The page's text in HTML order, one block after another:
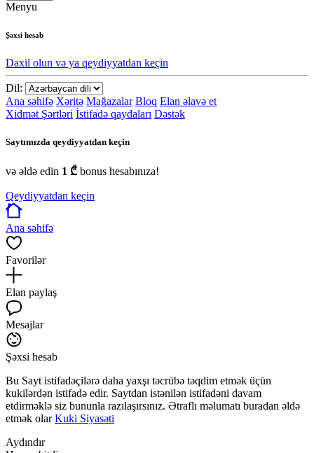
Menyu
Şəxsi hesab
Daxil olun və ya qeydiyyatdan keçin
Dil:
Ana səhifə Xəritə Mağazalar Bloq Elan əlavə et
Xidmət Şərtləri İstifadə qaydaları Dəstək
Saytımızda qeydiyyatdan keçin
və əldə edin 1 ₾ bonus hesabınıza!
Qeydiyyatdan keçin
Ana səhifə
Favorilər
Elan paylaş
Mesajlar
Şəxsi hesab
Bu Sayt istifadəçilərə daha yaxşı təcrübə təqdim etmək üçün
kukilərdən istifadə edir. Saytdan istənilən istifadəni davam
etdirməklə siz bununla razılaşırsınız. Ətraflı məlumatı buradan əldə
etmək olarKuki Siyasəti
Aydındır